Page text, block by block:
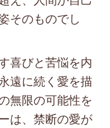
そのものでし
喜びと苦悩を内
遠に続く愛を描
無限の可能性を
は、禁断の愛が